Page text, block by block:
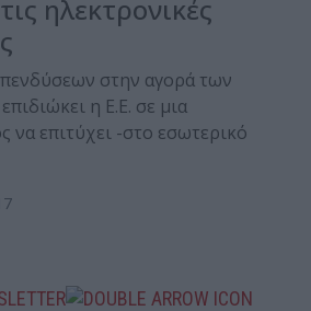
ηλεκτρονικές
στην αγορά των
η Ε.Ε. σε μια
να επιτύχει -στο εσωτερικό